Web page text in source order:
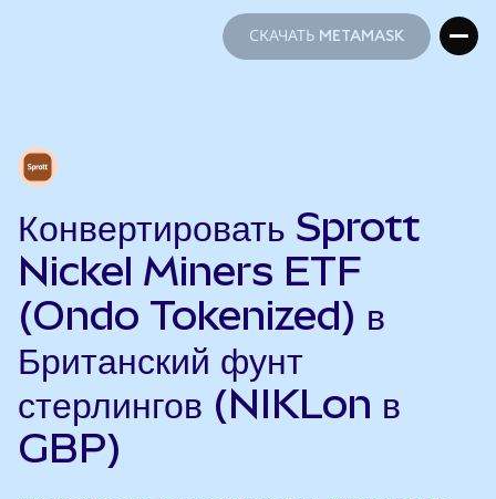
СКАЧАТЬ METAMASK
Конвертировать Sprott
Nickel Miners ETF
(Ondo Tokenized) в
Британский фунт
стерлингов (NIKLon в
GBP)